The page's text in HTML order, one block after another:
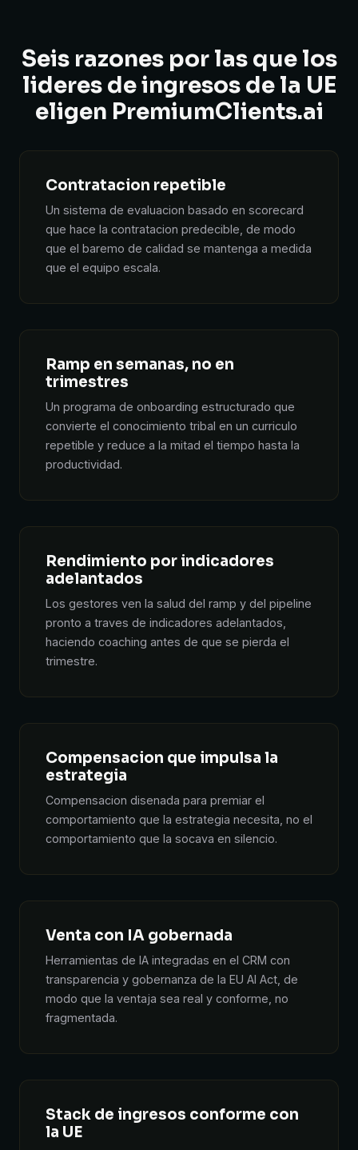
Seis razones por las que los
lideres de ingresos de la UE
eligen PremiumClients.ai
Contratacion repetible
Un sistema de evaluacion basado en scorecard
que hace la contratacion predecible, de modo
que el baremo de calidad se mantenga a medida
que el equipo escala.
Ramp en semanas, no en
trimestres
Un programa de onboarding estructurado que
convierte el conocimiento tribal en un curriculo
repetible y reduce a la mitad el tiempo hasta la
productividad.
Rendimiento por indicadores
adelantados
Los gestores ven la salud del ramp y del pipeline
pronto a traves de indicadores adelantados,
haciendo coaching antes de que se pierda el
trimestre.
Compensacion que impulsa la
estrategia
Compensacion disenada para premiar el
comportamiento que la estrategia necesita, no el
comportamiento que la socava en silencio.
Venta con IA gobernada
Herramientas de IA integradas en el CRM con
transparencia y gobernanza de la EU AI Act, de
modo que la ventaja sea real y conforme, no
fragmentada.
Stack de ingresos conforme con
la UE